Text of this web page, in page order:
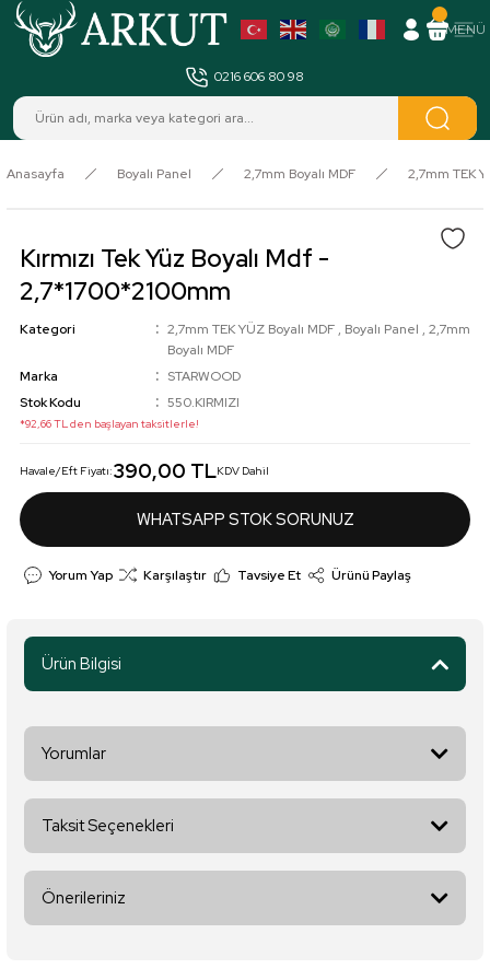
0216 606 80 98
MENÜ
Anasayfa Boyalı Panel 2,7mm Boyalı MDF 2,7mm TEK
Kırmızı Tek Yüz Boyalı Mdf -
2,7*1700*2100mm
Kategori 2,7mm TEK YÜZ Boyalı MDF , Boyalı Panel , 2,7mm
Boyalı MDF
Marka
STARWOOD
Stok Kodu
550.KIRMIZI
*92,66 TL den başlayan taksitlerle!
Havale/Eft Fiyatı:390,00 TLKDV Dahil
WHATSAPP STOK SORUNUZ
Yorum Yap Karşılaştır Tavsiye Et Ürünü Paylaş
Ürün Bilgisi
Yorumlar
Taksit Seçenekleri
Önerileriniz